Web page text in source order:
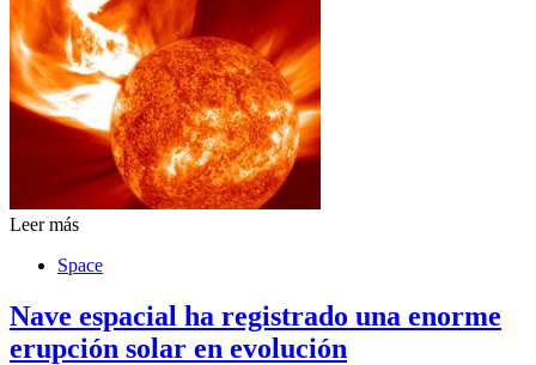
Leer más
Space
Nave espacial ha registrado una enorme
erupción solar en evolución